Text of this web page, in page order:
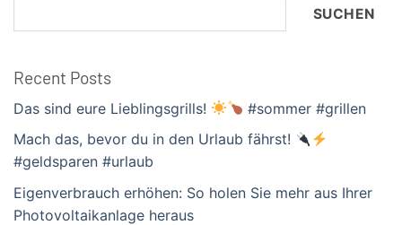
SUCHEN
Recent Posts
Das sind eure Lieblingsgrills!
#sommer #grillen
Mach das, bevor du in den Urlaub fährst!
#geldsparen #urlaub
Eigenverbrauch erhöhen: So holen Sie mehr aus Ihrer
Photovoltaikanlage heraus